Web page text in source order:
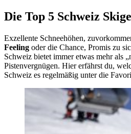
Die Top 5 Schweiz
Exzellente Schneehöhen,
Feeling oder die Chance, Promis zu
Schweiz bietet immer etwas mehr als
Pistenvergnügen. Hier erfährst du,
Schweiz es regelmäßig unter die